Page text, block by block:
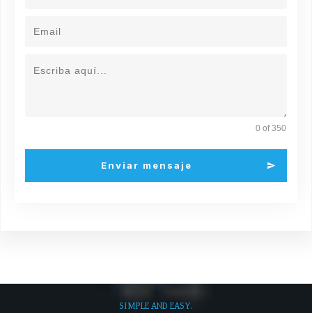
0 of 350
Enviar mensaje
SIMPLE AND EASY.